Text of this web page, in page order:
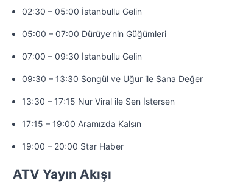
02:30 – 05:00 İstanbullu Gelin
05:00 – 07:00 Dürüye’nin Güğümleri
07:00 – 09:30 İstanbullu Gelin
09:30 – 13:30 Songül ve Uğur ile Sana Değer
13:30 – 17:15 Nur Viral ile Sen İstersen
17:15 – 19:00 Aramızda Kalsın
19:00 – 20:00 Star Haber
ATV Yayın Akışı